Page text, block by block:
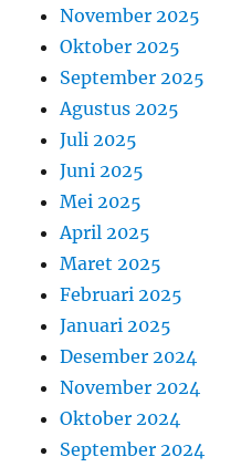
November 2025
Oktober 2025
September 2025
Agustus 2025
Juli 2025
Juni 2025
Mei 2025
April 2025
Maret 2025
Februari 2025
Januari 2025
Desember 2024
November 2024
Oktober 2024
September 2024